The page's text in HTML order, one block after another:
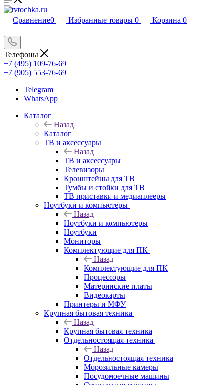
Сравнение0 Избранные товары 0 Корзина 0
Телефоны
+7 (495) 109-76-69
+7 (905) 553-76-69
Telegram
WhatsApp
Каталог
Назад
Каталог
ТВ и аксессуары
Назад
ТВ и аксессуары
Телевизоры
Кронштейны для ТВ
Тумбы и стойки для ТВ
ТВ приставки и медиаплееры
Ноутбуки и компьютеры
Назад
Ноутбуки и компьютеры
Ноутбуки
Мониторы
Комплектующие для ПК
Назад
Комплектующие для ПК
Процессоры
Материнские платы
Видеокарты
Принтеры и МФУ
Крупная бытовая техника
Назад
Крупная бытовая техника
Отдельностоящая техника
Назад
Отдельностоящая техника
Морозильные камеры
Посудомоечные машины